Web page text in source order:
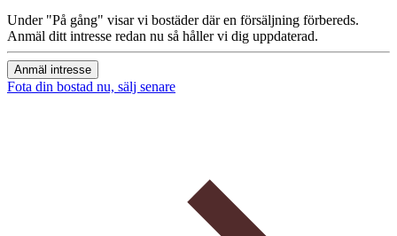
Under "På gång" visar vi bostäder där en försäljning förbereds.
Anmäl ditt intresse redan nu så håller vi dig uppdaterad.
Anmäl intresse
Fota din bostad nu, sälj senare